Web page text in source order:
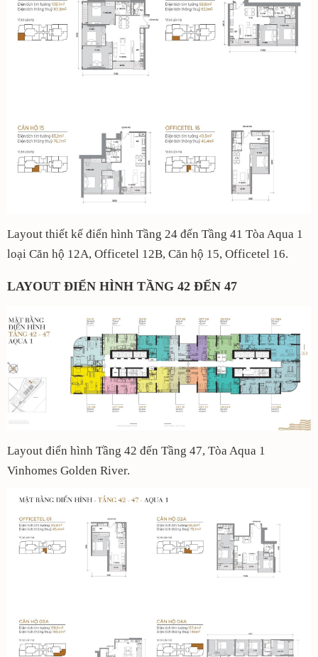
Layout thiết kế điển hình Tầng 24 đến Tầng 41 Tòa Aqua 1
loại Căn hộ 12A, Officetel 12B, Căn hộ 15, Officetel 16.
LAYOUT ĐIỂN HÌNH TẦNG 42 ĐẾN 47
Layout điển hình Tầng 42 đến Tầng 47, Tòa Aqua 1
Vinhomes Golden River.